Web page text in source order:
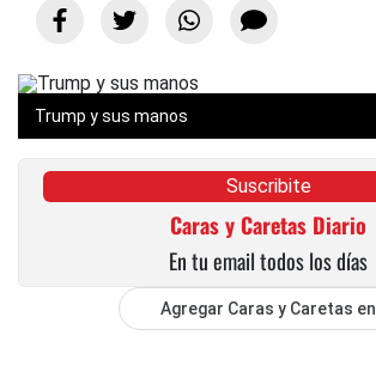
Trump y sus manos
Suscribite
Caras y Caretas Diario
En tu email todos los días
Agregar Caras y Caretas en